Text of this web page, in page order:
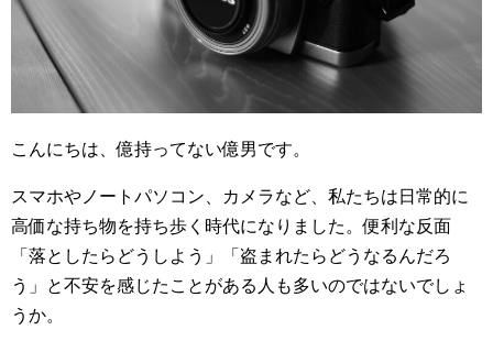
こんにちは、億持ってない億男です。
スマホやノートパソコン、カメラなど、私たちは日常的に
高価な持ち物を持ち歩く時代になりました。便利な反面
「落としたらどうしよう」「盗まれたらどうなるんだろ
う」と不安を感じたことがある人も多いのではないでしょ
うか。